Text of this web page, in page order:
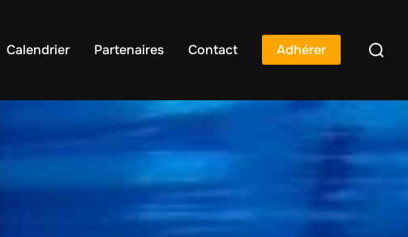
Calendrier Partenaires Contact Adhérer